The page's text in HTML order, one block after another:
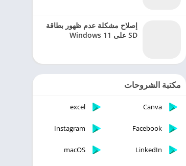
إصلاح مشكلة عدم ظهور بطاقة
SD على Windows 11
مكتبة الشروحات
Canva
excel
Facebook
Instagram
LinkedIn
macOS